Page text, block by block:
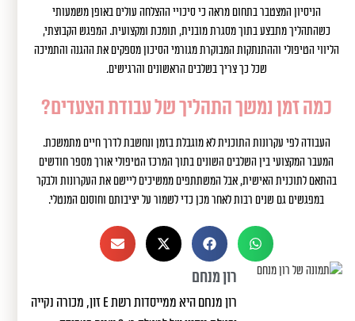
הניסיון המצטבר בתחום מראה כי סיכויי ההצלחה עולים באופן משמעותי
כשהתהליך מתבצע בתוך מסגרת מובנית, תומכת ומקצועית. המפגש הקבוצתי,
הליווי הטיפולי וההתנתקות המבוקרת מגורמי הסיכון מספקים את ההגנה והתמיכה
שכל כך צריך בשלבים הראשונים והרגישים.
כמה זמן נמשך התהליך של עבודת הצעדים?
העבודה לפי עקרונות התוכנית לא מוגבלת בזמן ונחשבת לדרך חיים מתמשכת.
המעבר המקצועי בין השלבים השונים בתוך המרכז הטיפולי אורך מספר חודשים
בהתאם לתוכנית האישית, אבל המשתתפים ממשיכים ליישם את העקרונות ולבקר
במפגשים גם שנים רבות לאחר מכן כדי לשמור על יציבותם וחוסנם המנטלי.
רון מנחם
רון מנחם היא ממייסדות רשת e זון, מכורה נקייה